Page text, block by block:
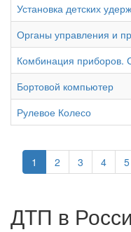
Установка детских
Органы управления и
Комбинация приборов.
Бортовой компьютер
Рулевое Колесо
1 2 3 4 5
ДТП в